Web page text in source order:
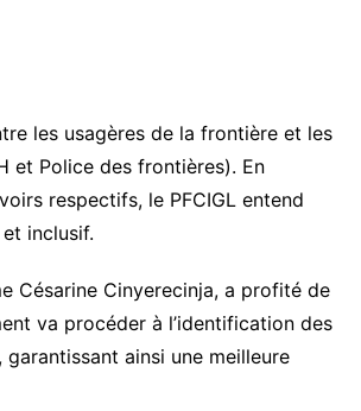
les usagères de la frontière et les
et Police des frontières). En
respectifs, le PFCIGL entend
inclusif.
Césarine Cinyerecinja, a profité de
va procéder à l’identification des
ainsi une meilleure